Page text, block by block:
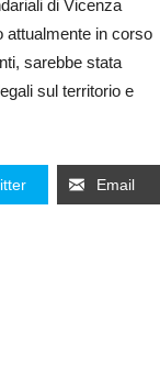
di Vicenza
attualmente in corso
sarebbe stata
sul territorio e
Email